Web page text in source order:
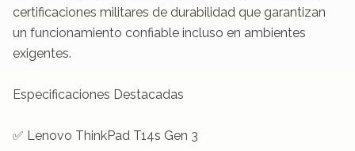
certificaciones militares de durabilidad que garantizan
un funcionamiento confiable incluso en ambientes
exigentes.
Especificaciones Destacadas
✅ Lenovo ThinkPad T14s Gen 3